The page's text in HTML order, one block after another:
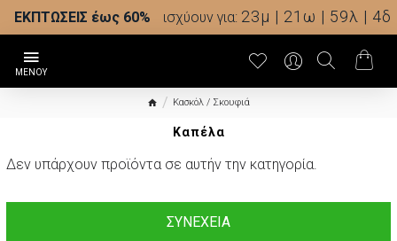
ΕΚΠΤΩΣΕΙΣ έως 60% ισχύουν για: 23μ | 21ω | 59λ | 4δ
Κασκόλ / Σκουφιά
Καπέλα
Δεν υπάρχουν προϊόντα σε αυτήν την κατηγορία.
ΣΥΝΈΧΕΙΑ